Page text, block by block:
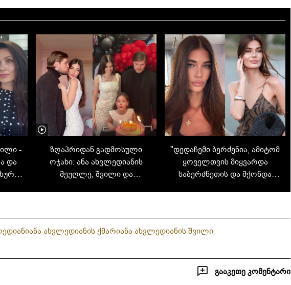
-
და
ზღაპრიდან გადმოსული
ოჯახი: ანა ახვლედიანის
მეუღლე, შვილი და
"დედაჩემი ბერძენია, ამიტომ
ყოველთვის მიყვარდა
საბერძნეთის და მქონდა
ანა ახვლედიანის ქმარიანა ახვლედიანის შვილი
გააკეთე კომენტარი